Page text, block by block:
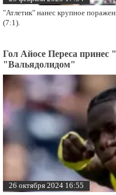
"Атлетик" нанес крупное
(7:1).
Гол Айосе Переса принес
"Вальядолидом"
26 октября 2024 16:55